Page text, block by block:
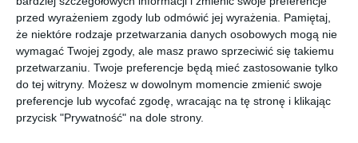
przed wyrażeniem zgody lub odmówić jej wyrażenia. Pamiętaj,
że niektóre rodzaje przetwarzania danych osobowych mogą nie
wymagać Twojej zgody, ale masz prawo sprzeciwić się takiemu
przetwarzaniu. Twoje preferencje będą mieć zastosowanie tylko
do tej witryny. Możesz w dowolnym momencie zmienić swoje
preferencje lub wycofać zgodę, wracając na tę stronę i klikając
przycisk "Prywatność" na dole strony.
UDOSTĘPNIJ
Pozostałe zdjęcia w projekcie:Mieszkanie w stylu retro